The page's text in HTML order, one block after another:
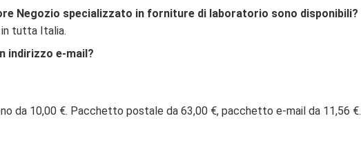
Negozio specializzato in forniture di laboratorio sono disponibili?
tutta Italia.
indirizzo e-mail?
da 10,00 €. Pacchetto postale da 63,00 €, pacchetto e-mail da 11,56 €.